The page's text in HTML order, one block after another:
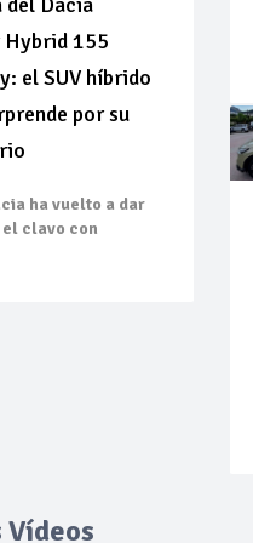
Hybrid 155
el SUV híbrido
por su
ha vuelto a dar
el clavo con